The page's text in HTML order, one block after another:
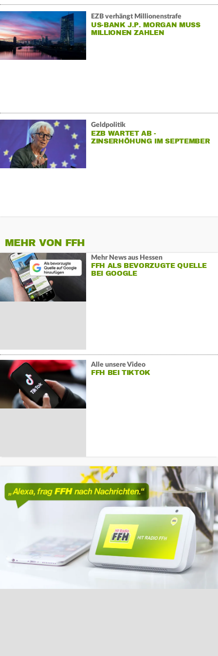
EZB verhängt Millionenstrafe
US-BANK J.P. MORGAN MUSS
MILLIONEN ZAHLEN
Geldpolitik
EZB WARTET AB -
ZINSERHÖHUNG IM SEPTEMBER
MEHR VON FFH
Mehr News aus Hessen
FFH ALS BEVORZUGTE QUELLE
BEI GOOGLE
Alle unsere Video
FFH BEI TIKTOK